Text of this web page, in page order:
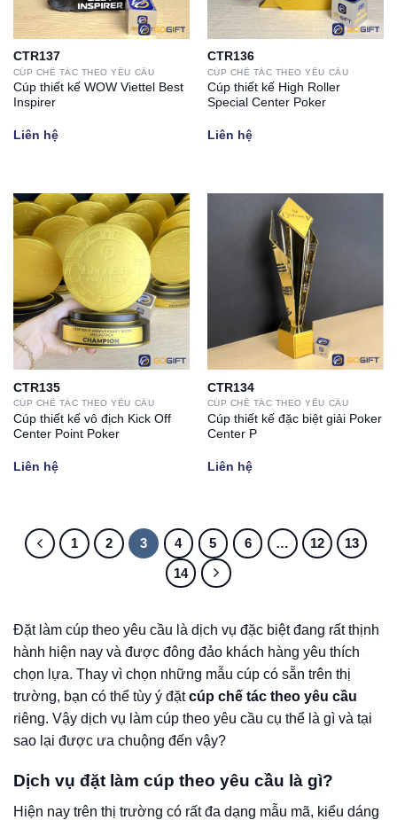
CTR137
CÚP CHẾ TÁC THEO YÊU CẦU
Cúp thiết kế WOW Viettel Best
Inspirer
Liên hệ
CTR136
CÚP CHẾ TÁC THEO YÊU CẦU
Cúp thiết kế High Roller
Special Center Poker
Liên hệ
CTR135
CÚP CHẾ TÁC THEO YÊU CẦU
Cúp thiết kế vô địch Kick Off
Center Point Poker
Liên hệ
CTR134
CÚP CHẾ TÁC THEO YÊU CẦU
Cúp thiết kế đặc biệt giải Poker
Center P
Liên hệ
1 2 3 4 5 6 … 12
13
14
Đặt làm cúp theo yêu cầu là dịch vụ đặc biệt đang rất thịnh
hành hiện nay và được đông đảo khách hàng yêu thích
chọn lựa. Thay vì chọn những mẫu cúp có sẵn trên thị
trường, bạn có thể tùy ý đặtcúp chế tác theo yêu cầu
riêng. Vậy dịch vụ làm cúp theo yêu cầu cụ thể là gì và tại
sao lại được ưa chuộng đến vậy?
Dịch vụ đặt làm cúp theo yêu cầu là gì?
Hiện nay trên thị trường có rất đa dạng mẫu mã, kiểu dáng